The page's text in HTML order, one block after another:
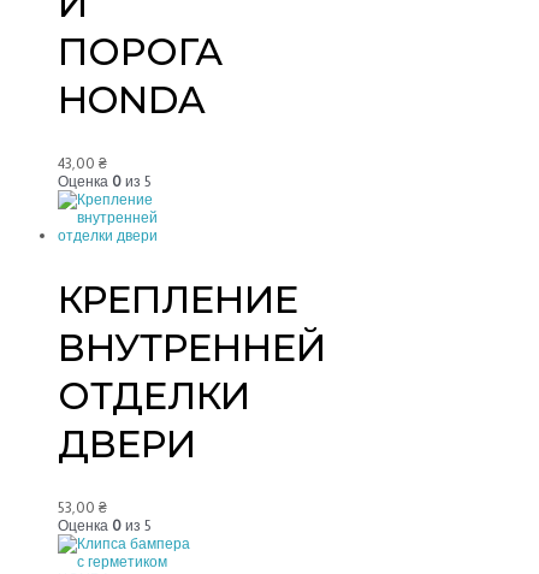
ПОРОГА
HONDA
43,00 ₴
Оценка 0 из 5
КРЕПЛЕНИЕ
ВНУТРЕННЕЙ
ОТДЕЛКИ
ДВЕРИ
53,00 ₴
Оценка 0 из 5